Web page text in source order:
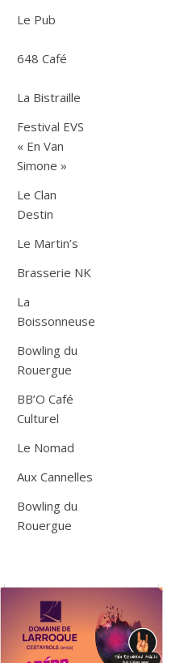
Le Pub
648 Café
La Bistraille
Festival EVS
« En Van
Simone »
Le Clan
Destin
Le Martin’s
Brasserie NK
La
Boissonneuse
Bowling du
Rouergue
BB’O Café
Culturel
Le Nomad
Aux Cannelles
Bowling du
Rouergue